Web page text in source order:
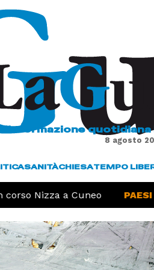
L'informazione
8 agosto
SANITÀCHIESATEMPO
Nizza a Cuneo PAESI -